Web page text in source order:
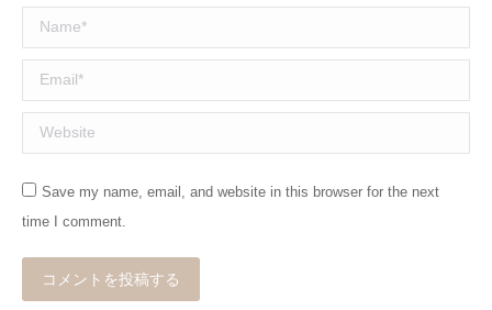
Name *
Email *
Website
Save my name, email, and website in this browser for the next
time I comment.
コメントを投稿する